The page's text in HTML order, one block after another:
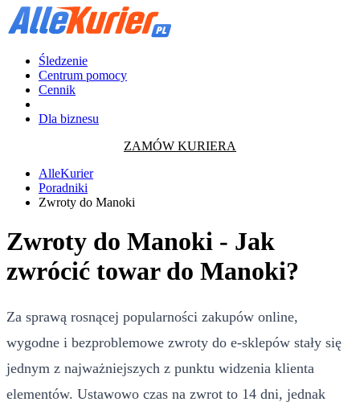
Śledzenie
Centrum pomocy
Cennik
Dla biznesu
ZAMÓW KURIERA
AlleKurier
Poradniki
Zwroty do Manoki
Zwroty do Manoki - Jak
zwrócić towar do Manoki?
Za sprawą rosnącej popularności zakupów online,
wygodne i bezproblemowe zwroty do e-sklepów stały się
jednym z najważniejszych z punktu widzenia klienta
elementów. Ustawowo czas na zwrot to 14 dni, jednak